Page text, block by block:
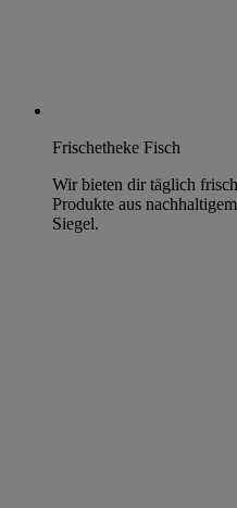
Frischetheke Fisch
Wir bieten dir täglich
Produkte aus
Siegel.